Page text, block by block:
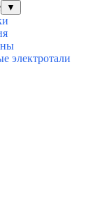
▼
электротали